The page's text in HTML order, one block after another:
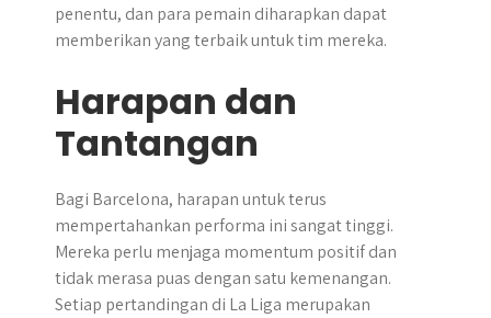
penentu, dan para pemain diharapkan dapat
memberikan yang terbaik untuk tim mereka.
Harapan dan
Tantangan
Bagi Barcelona, harapan untuk terus
mempertahankan performa ini sangat tinggi.
Mereka perlu menjaga momentum positif dan
tidak merasa puas dengan satu kemenangan.
Setiap pertandingan di La Liga merupakan